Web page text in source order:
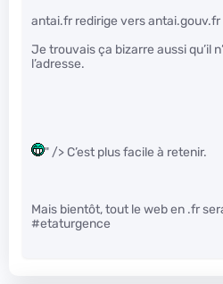
antai.fr redirige vers antai.gouv.fr
Je trouvais ça bizarre aussi qu’il
l’adresse.
" /> C’est plus facile à retenir.
Mais bientôt, tout le web en .fr
#etaturgence